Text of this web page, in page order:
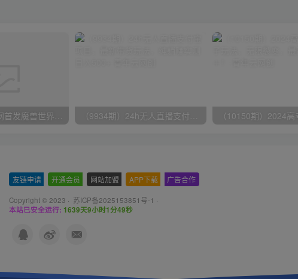
（9111期）全网首发魔兽世界美服全自动打金搬砖，日入1000+，简单好操作，保姆级教学 （9934期）24h无人直播支付宝项目，最新带货玩法，纯躺赚实测日入500+
友链申请 开通会员 网站加盟 APP下载 广告合作
Copyright © 2023 · 苏ICP备2025153851号-1 ·
本站已安全运行: 1639天9小时1分50秒